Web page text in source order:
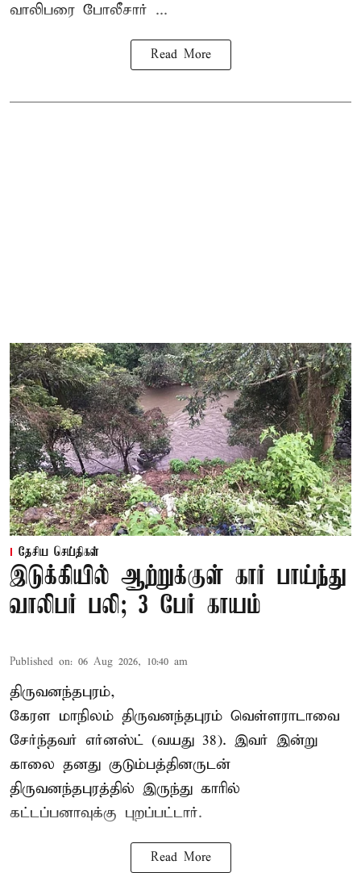
வாலிபரை போலீசார் ...
Read More
தேசிய செய்திகள்
இடுக்கியில் ஆற்றுக்குள் கார் பாய்ந்து
வாலிபர் பலி; 3 பேர் காயம்
Published on: 06 Aug 2026, 10:40 am
திருவனந்தபுரம்,
கேரள மாநிலம் திருவனந்தபுரம் வெள்ளராடாவை
சேர்ந்தவர் எர்னஸ்ட் (வயது 38). இவர் இன்று
காலை தனது குடும்பத்தினருடன்
திருவனந்தபுரத்தில் இருந்து காரில்
கட்டப்பனாவுக்கு புறப்பட்டார்.
Read More